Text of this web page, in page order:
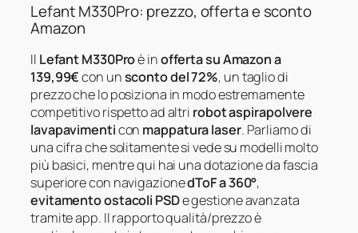
Lefant M330Pro: prezzo, offerta e sconto
Amazon
Il Lefant M330Proè inofferta su Amazon a
139,99€con unsconto del 72%, un taglio di
prezzo che lo posiziona in modo estremamente
competitivo rispetto ad altri robot aspirapolvere
lavapavimenticon mappatura laser. Parliamo di
una cifra che solitamente si vede su modelli molto
più basici, mentre qui hai una dotazione da fascia
superiore con navigazionedToF a 360°,
evitamento ostacoli PSDe gestione avanzata
tramite app. Il rapporto qualità/prezzo è